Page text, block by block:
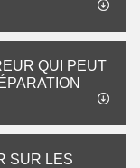
QUI PEUT
SUR LES